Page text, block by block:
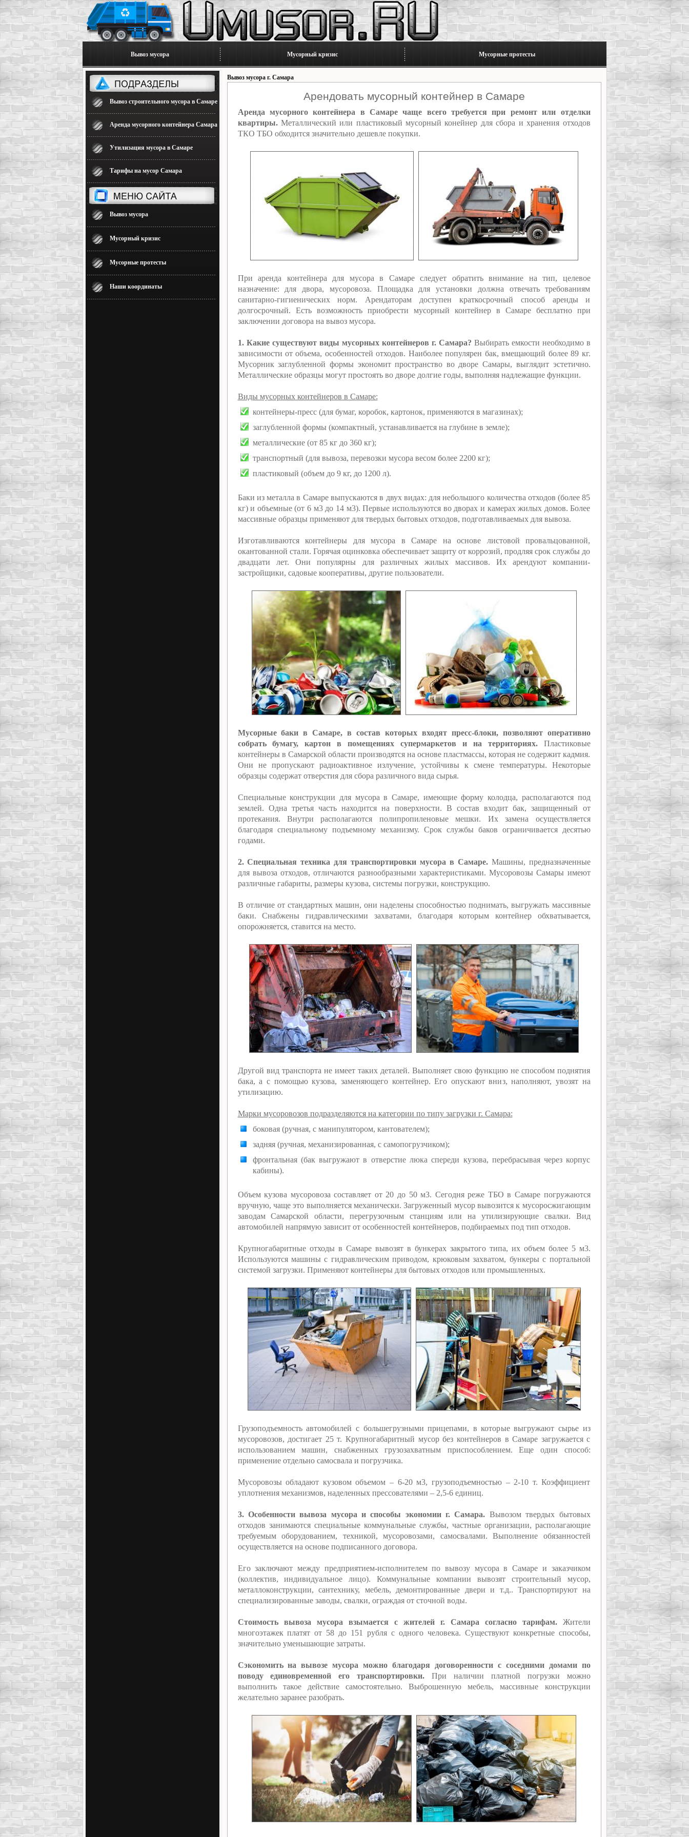
Вывоз мусора Мусорный кризис Мусорные протесты
Вывоз строительного мусора в Самаре
Аренда мусорного контейнера Самара
Утилизация мусора в Самаре
Тарифы на мусор Самара
Вывоз мусора
Мусорный кризис
Мусорные протесты
Наши координаты
Вывоз мусора г. Самара
Арендовать мусорный контейнер в Самаре
Аренда мусорного контейнера в Самаре чаще всего требуется при ремонт или отделки
квартиры.Металлический или пластиковый мусорный конейнер для сбора и хранения отходов
ТКО ТБО обходится значительно дешевле покупки.
При аренда контейнера для мусора в Самаре следует обратить внимание на тип, целевое
назначение: для двора, мусоровоза. Площадка для установки должна отвечать требованиям
санитарно-гигиенических норм. Арендаторам доступен краткосрочный способ аренды и
долгосрочный. Есть возможность приобрести мусорный контейнер в Самаре бесплатно при
заключении договора на вывоз мусора.
1. Какие существуют виды мусорных контейнеров г. Самара? Выбирать емкости необходимо в
зависимости от объема, особенностей отходов. Наиболее популярен бак, вмещающий более 89 кг.
Мусорник заглубленной формы экономит пространство во дворе Самары, выглядит эстетично.
Металлические образцы могут простоять во дворе долгие годы, выполняя надлежащие функции.
Виды мусорных контейнеров в Самаре:
контейнеры-пресс (для бумаг, коробок, картонок, применяются в магазинах);
заглубленной формы (компактный, устанавливается на глубине в земле);
металлические (от 85 кг до 360 кг);
транспортный (для вывоза, перевозки мусора весом более 2200 кг);
пластиковый (объем до 9 кг, до 1200 л).
Баки из металла в Самаре выпускаются в двух видах: для небольшого количества отходов (более 85
кг) и объемные (от 6 м3 до 14 м3). Первые используются во дворах и камерах жилых домов. Более
массивные образцы применяют для твердых бытовых отходов, подготавливаемых для вывоза.
Изготавливаются контейнеры для мусора в Самаре на основе листовой провальцованной,
окантованной стали. Горячая оцинковка обеспечивает защиту от коррозий, продляя срок службы до
двадцати лет. Они популярны для различных жилых массивов. Их арендуют компании-
застройщики, садовые кооперативы, другие пользователи.
Мусорные баки в Самаре, в состав которых входят пресс-блоки, позволяют оперативно
собрать бумагу, картон в помещениях супермаркетов и на территориях.Пластиковые
контейнеры в Самарской области производятся на основе пластмассы, которая не содержит кадмия.
Они не пропускают радиоактивное излучение, устойчивы к смене температуры. Некоторые
образцы содержат отверстия для сбора различного вида сырья.
Специальные конструкции для мусора в Самаре, имеющие форму колодца, располагаются под
землей. Одна третья часть находится на поверхности. В состав входит бак, защищенный от
протекания. Внутри располагаются полипропиленовые мешки. Их замена осуществляется
благодаря специальному подъемному механизму. Срок службы баков ограничивается десятью
годами.
2. Специальная техника для транспортировки мусора в Самаре.Машины, предназначенные
для вывоза отходов, отличаются разнообразными характеристиками. Мусоровозы Самары имеют
различные габариты, размеры кузова, системы погрузки, конструкцию.
В отличие от стандартных машин, они наделены способностью поднимать, выгружать массивные
баки. Снабжены гидравлическими захватами, благодаря которым контейнер обхватывается,
опорожняется, ставится на место.
Другой вид транспорта не имеет таких деталей. Выполняет свою функцию не способом поднятия
бака, а с помощью кузова, заменяющего контейнер. Его опускают вниз, наполняют, увозят на
утилизацию.
Марки мусоровозов подразделяются на категории по типу загрузки г. Самара:
боковая (ручная, с манипулятором, кантователем);
задняя (ручная, механизированная, с самопогрузчиком);
фронтальная (бак выгружают в отверстие люка спереди кузова, перебрасывая через корпус
кабины).
Объем кузова мусоровоза составляет от 20 до 50 м3. Сегодня реже ТБО в Самаре погружаются
вручную, чаще это выполняется механически. Загруженный мусор вывозится к мусоросжигающим
заводам Самарской области, перегрузочным станциям или на утилизирующие свалки. Вид
автомобилей напрямую зависит от особенностей контейнеров, подбираемых под тип отходов.
Крупногабаритные отходы в Самаре вывозят в бункерах закрытого типа, их объем более 5 м3.
Используются машины с гидравлическим приводом, крюковым захватом, бункеры с портальной
системой загрузки. Применяют контейнеры для бытовых отходов или промышленных.
Грузоподъемность автомобилей с большегрузными прицепами, в которые выгружают сырье из
мусоровозов, достигает 25 т. Крупногабаритный мусор без контейнеров в Самаре загружается с
использованием машин, снабженных грузозахватным приспособлением. Еще один способ:
применение отдельно самосвала и погрузчика.
Мусоровозы обладают кузовом объемом – 6-20 м3, грузоподъемностью – 2-10 т. Коэффициент
уплотнения механизмов, наделенных прессователями – 2,5-6 единиц.
3. Особенности вывоза мусора и способы экономии г. Самара. Вывозом твердых бытовых
отходов занимаются специальные коммунальные службы, частные организации, располагающие
требуемым оборудованием, техникой, мусоровозами, самосвалами. Выполнение обязанностей
осуществляется на основе подписанного договора.
Его заключают между предприятием-исполнителем по вывозу мусора в Самаре и заказчиком
(коллектив, индивидуальное лицо). Коммунальные компании вывозят строительный мусор,
металлоконструкции, сантехнику, мебель, демонтированные двери и т.д.. Транспортируют на
специализированные заводы, свалки, ограждая от сточной воды.
Стоимость вывоза мусора взымается с жителей г. Самара согласно тарифам.Жители
многоэтажек платят от 58 до 151 рубля с одного человека. Существуют конкретные способы,
значительно уменьшающие затраты.
Сэкономить на вывозе мусора можно благодаря договоренности с соседними домами по
поводу единовременной его транспортировки. При наличии платной погрузки можно
выполнить такое действие самостоятельно. Выброшенную мебель, массивные конструкции
желательно заранее разобрать.